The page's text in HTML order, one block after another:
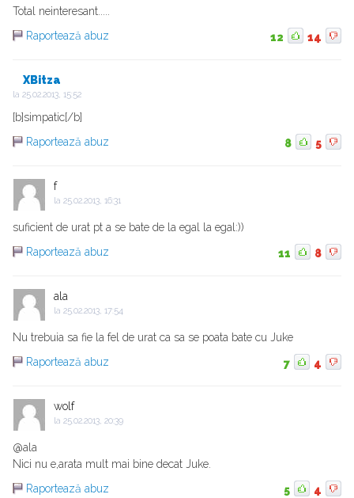
Total neinteresant.....
Raportează abuz
12 14
XBitza
la 25.02.2013, 15:52
[b]simpatic[/b]
Raportează abuz
8 5
f
la 25.02.2013, 16:31
suficient de urat pt a se bate de la egal la egal:))
Raportează abuz
11 8
ala
la 25.02.2013, 17:54
Nu trebuia sa fie la fel de urat ca sa se poata bate cu Juke
Raportează abuz
7 4
wolf
la 25.02.2013, 20:39
@ala
Nici nu e,arata mult mai bine decat Juke.
Raportează abuz
5 4